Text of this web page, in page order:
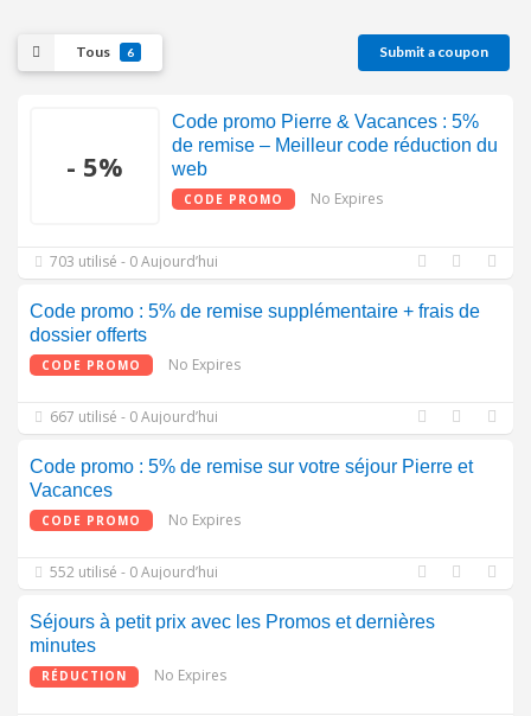
Tous 6 Submit a coupon
- 5%
Code promo Pierre & Vacances : 5%
de remise – Meilleur code réduction du
web
CODE PROMO No Expires
703 utilisé - 0 Aujourd’hui
Code promo : 5% de remise supplémentaire + frais de
dossier offerts
CODE PROMO No Expires
667 utilisé - 0 Aujourd’hui
Code promo : 5% de remise sur votre séjour Pierre et
Vacances
CODE PROMO No Expires
552 utilisé - 0 Aujourd’hui
Séjours à petit prix avec les Promos et dernières
minutes
RÉDUCTION No Expires